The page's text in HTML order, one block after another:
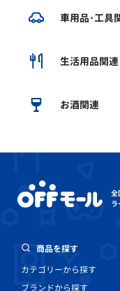
車用品･工具
生活用品関連
お酒関連
全
ラ
商品を探す
カテゴリーから探す
ブランドから探す